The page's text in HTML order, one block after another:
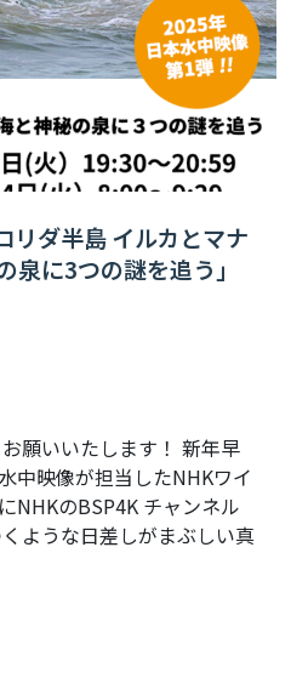
リダ半島 イルカとマナ
泉に3つの謎を追う」
願いいたします！ 新年早
中映像が担当したNHKワイ
NHKのBSP4K チャンネル
ような日差しがまぶしい真